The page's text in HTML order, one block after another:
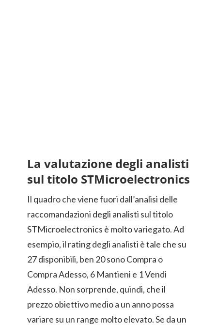
La valutazione degli analisti
sul titolo STMicroelectronics
Il quadro che viene fuori dall’analisi delle
raccomandazioni degli analisti sul titolo
STMicroelectronics è molto variegato. Ad
esempio, il rating degli analisti è tale che su
27 disponibili, ben 20 sono Compra o
Compra Adesso, 6 Mantieni e 1 Vendi
Adesso. Non sorprende, quindi, che il
prezzo obiettivo medio a un anno possa
variare su un range molto elevato. Se da un